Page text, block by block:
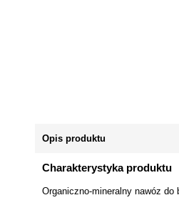
Opis produktu
Charakterystyka produktu
Organiczno-mineralny nawóz